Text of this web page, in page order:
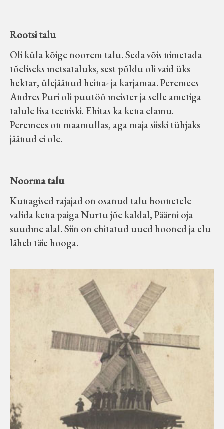
Rootsi talu
Oli küla kõige noorem talu. Seda võis nimetada
tõeliseks metsataluks, sest põldu oli vaid üks
hektar, ülejäänud heina- ja karjamaa. Peremees
Andres Puri oli puutöö meister ja selle ametiga
talule lisa teeniski. Ehitas ka kena elamu.
Peremees on maamullas, aga maja siiski tühjaks
jäänud ei ole.
Noorma talu
Kunagised rajajad on osanud talu hoonetele
valida kena paiga Nurtu jõe kaldal, Päärni oja
suudme alal. Siin on ehitatud uued hooned ja elu
läheb täie hooga.